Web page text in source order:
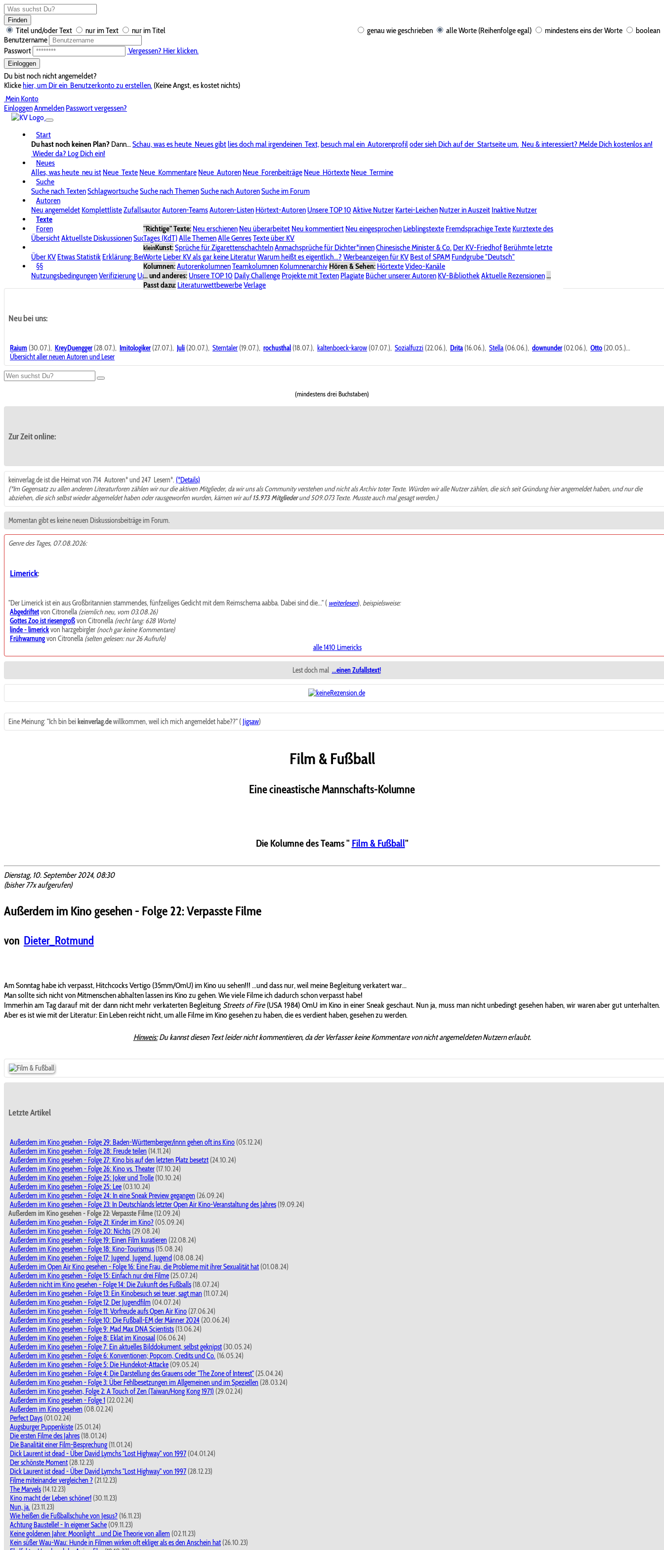
Finden
genau wie geschrieben alle Worte (Reihenfolge egal) mindestens eins der Worte boolean
Titel und/oder Text nur im Text
nur im Titel
Benutzername
Passwort
Vergessen? Hier klicken.
Einloggen
Du bist noch nicht angemeldet?
Klickehier, um Dir ein Benutzerkonto zu erstellen. (Keine Angst, es kostet nichts)
Mein Konto
EinloggenAnmelden Passwort vergessen?
Start
Du hast noch keinen Plan? Dann...Schau, was es heute Neues gibtlies doch mal irgendeinen Text,besuch mal ein Autorenprofiloder sieh Dich auf der Startseite um. Neu & interessiert? Melde Dich kostenlos an!
Wieder da? Log Dich ein!
Neues
Alles, was heute neu ist Neue Texte Neue Kommentare Neue Autoren Neue Forenbeiträge Neue Hörtexte Neue Termine
Suche
Suche nach TextenSchlagwortsucheSuche nach ThemenSuche nach AutorenSuche im Forum
Autoren
Neu angemeldet KomplettlisteZufallsautorAutoren-TeamsAutoren-Listen Hörtext-Autoren Unsere TOP 10 Aktive Nutzer Kartei-Leichen Nutzer in Auszeit Inaktive Nutzer
Texte
"Richtige" Texte: Neu erschienen Neu überarbeitet Neu kommentiert Neu eingesprochen Lieblingstexte Fremdsprachige Texte Kurztexte des
Tages (KdT)Alle ThemenAlle GenresTexte über KV
kleinKunst:Sprüche für ZigarettenschachtelnAnmachsprüche für Dichter*innenChinesische Minister & Co. Der KV-Friedhof Berühmte letzte
Worte Lieber KV als gar keine LiteraturWarum heißt es eigentlich...? Werbeanzeigen für KV Best of SPAM Fundgrube "Deutsch"
Kolumnen:AutorenkolumnenTeamkolumnen Kolumnenarchiv Hören & Sehen: HörtexteVideo-Kanäle
... und anderes: Unsere TOP 10 Daily Challenge Projekte mit Texten Plagiate Bücher unserer Autoren KV-BibliothekAktuelle Rezensionen...
Passt dazu: LiteraturwettbewerbeVerlage
Foren
ÜbersichtAktuellste DiskussionenSuche im ForumBereich "KV-Board"Bereich "Literatur & Schreiberei"
Über KV Etwas Statistik Erklärung: BenutzersymboleSpende für KV Unsere SpenderlisteAlle Wege führen zu KVPasswort vergessen?
§§
NutzungsbedingungenVerifizierung UrheberrechtAvatare & BilderStalkingDatenschutzerklärungImpressum
Neu bei uns:
Raium (30.07.), KreyDuengger(28.07.), Imitologiker(27.07.), Juli (20.07.), Sterntaler (19.07.), rochusthal (18.07.), kaltenboeck-karow (07.07.), Sozialfuzzi (22.06.), Drita (16.06.), Stella (06.06.), downunder(02.06.), Otto (20.05.)...
Übersicht aller neuen Autoren und Leser
(mindestens drei Buchstaben)
Zur Zeit online:
keinverlag.de ist die Heimat von 714 Autoren* und 247 Lesern*. (*Details)
(*Im Gegensatz zu allen anderen Literaturforen zählen wir nur die aktiven Mitglieder, da wir uns als Community verstehen und nicht als Archiv toter Texte. Würden wir alle Nutzer zählen, die sich seit Gründung hier angemeldet haben, und nur die
abziehen, die sich selbst wieder abgemeldet haben oder rausgeworfen wurden, kämen wir auf15.973 Mitgliederund 509.073 Texte. Musste auch mal gesagt werden.)
Momentan gibt es keine neuen Diskussionsbeiträge im Forum.
Genre des Tages, 07.08.2026:
Limerick:
"Der Limerick ist ein aus Großbritannien stammendes, fünfzeiliges Gedicht mit dem Reimschema aabba. Dabei sind die..." ( weiterlesen),beispielsweise:
Abgedriftetvon Citronella (ziemlich neu, vom 03.08.26)
Gottes Zoo ist riesengroßvon Citronella (recht lang: 628 Worte)
linde - limerickvon harzgebirgler (noch gar keine Kommentare)
Frühwarnungvon Citronella (selten gelesen: nur 26 Aufrufe)
alle 1410 Limericks
Lest doch mal ...einen Zufallstext!
Eine Meinung: "Ich bin bei keinverlag.dewillkommen, weil ich mich angemeldet habe??" ( Jigsaw)
Film & Fußball
Eine cineastische Mannschafts-Kolumne
Die Kolumne des Teams " Film & Fußball"
Dienstag, 10. September 2024, 08:30
(bisher 77x aufgerufen)
Außerdem im Kino gesehen - Folge 22: Verpasste Filme
von Dieter_Rotmund
Am Sonntag habe ich verpasst, Hitchcocks Vertigo (35mm/OmU) im Kino uu sehen!!! ...und dass nur, weil meine Begleitung verkatert war...
Man sollte sich nicht von Mitmenschen abhalten lassen ins Kino zu gehen. Wie viele Filme ich dadurch schon verpasst habe!
Immerhin am Tag darauf mit der dann nicht mehr verkaterten Begleitung Streets of Fire(USA 1984) OmU im Kino in einer Sneak geschaut. Nun ja, muss man nicht unbedingt gesehen haben, wir waren aber gut unterhalten.
Aber es ist wie mit der Literatur: Ein Leben reicht nicht, um alle Filme im Kino gesehen zu haben, die es verdient haben, gesehen zu werden.
Hinweis:Du kannst diesen Text leider nicht kommentieren, da der Verfasser keine Kommentare von nicht angemeldeten Nutzern erlaubt.
Letzte Artikel
Außerdem im Kino gesehen - Folge 29: Baden-Württemberger/innn gehen oft ins Kino (05.12.24)
Außerdem im Kino gesehen - Folge 28: Freude teilen (14.11.24)
Außerdem im Kino gesehen - Folge 27: Kino bis auf den letzten Platz besetzt (24.10.24)
Außerdem im Kino gesehen - Folge 26: Kino vs. Theater (17.10.24)
Außerdem im Kino gesehen - Folge 25: Joker und Trolle (10.10.24)
Außerdem im Kino gesehen - Folge 25: Lee (03.10.24)
Außerdem im Kino gesehen - Folge 24: In eine Sneak Preview gegangen (26.09.24)
Außerdem im Kino gesehen - Folge 23: In Deutschlands letzter Open Air Kino-Veranstaltung des Jahres (19.09.24)
Außerdem im Kino gesehen - Folge 22: Verpasste Filme (12.09.24)
Außerdem im Kino gesehen - Folge 21: Kinder im Kino? (05.09.24)
Außerdem im Kino gesehen - Folge 20: Nichts (29.08.24)
Außerdem im Kino gesehen - Folge 19: Einen Film kuratieren (22.08.24)
Außerdem im Kino gesehen - Folge 18: Kino-Tourismus (15.08.24)
Außerdem im Kino gesehen - Folge 17: Jugend, Jugend, Jugend (08.08.24)
Außerdem im Open Air Kino gesehen - Folge 16: Eine Frau, die Probleme mit ihrer Sexualität hat (01.08.24)
Außerdem im Kino gesehen - Folge 15: Einfach nur drei Filme (25.07.24)
Außerdem nicht im Kino gesehen - Folge 14: Die Zukunft des Fußballs (18.07.24)
Außerdem im Kino gesehen - Folge 13: Ein Kinobesuch sei teuer, sagt man (11.07.24)
Außerdem im Kino gesehen - Folge 12: Der Jugendfilm (04.07.24)
Außerdem im Kino gesehen - Folge 11: Vorfreude aufs Open Air Kino (27.06.24)
Außerdem im Kino gesehen - Folge 10: Die Fußball-EM der Männer 2024 (20.06.24)
Außerdem im Kino gesehen - Folge 9: Mad Max DNA Scientists (13.06.24)
Außerdem im Kino gesehen - Folge 8: Eklat im Kinosaal (06.06.24)
Außerdem im Kino gesehen - Folge 7: Ein aktuelles Bilddokument, selbst geknipst (30.05.24)
Außerdem im Kino gesehen - Folge 6: Konventionen; Popcorn, Credits und Co. (16.05.24)
Außerdem im Kino gesehen - Folge 5: Die Hundekot-Attacke (09.05.24)
Außerdem im Kino gesehen - Folge 4: Die Darstellung des Grauens oder "The Zone of Interest" (25.04.24)
Außerdem im Kino gesehen - Folge 3: Über Fehlbesetzungen im Allgemeinen und im Speziellen (28.03.24)
Außerdem im Kino gesehen, Folge 2: A Touch of Zen (Taiwan/Hong Kong 1971) (29.02.24)
Außerdem im Kino gesehen - Folge 1 (22.02.24)
Außerdem im Kino gesehen (08.02.24)
Perfect Days (01.02.24)
Augsburger Puppenkiste (25.01.24)
Die ersten Filme des Jahres (18.01.24)
Die Banalität einer Film-Besprechung (11.01.24)
Dick Laurent ist dead - Über David Lymchs "Lost Highway" von 1997 (04.01.24)
Der schönste Moment (28.12.23)
Dick Laurent ist dead - Über David Lymchs "Lost Highway" von 1997 (28.12.23)
Filme miteinander vergleichen ? (21.12.23)
The Marvels (14.12.23)
Kino macht der Leben schöner! (30.11.23)
Nun, ja. (23.11.23)
Wie heißen die Fußballschuhe von Jesus? (16.11.23)
Achtung Baustelle! - In eigener Sache (09.11.23)
Keine goldenen Jahre: Moonlight ...und Die Theorie von allem (02.11.23)
Kein süßer Wau-Wau: Hunde in Filmen wirken oft ekliger als es den Anschein hat (26.10.23)